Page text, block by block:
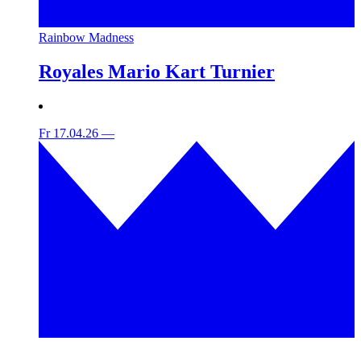
Rainbow Madness
Royales Mario Kart Turnier
Fr 17.04.26 —